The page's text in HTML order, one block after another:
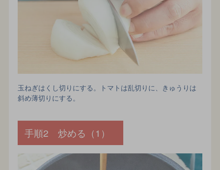
玉ねぎはくし切りにする。トマトは乱切りに、きゅうりは
斜め薄切りにする。
手順2 炒める（1）